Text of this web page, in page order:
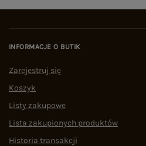
INFORMACJE O BUTIK
Zarejestruj się
Koszyk
Listy zakupowe
Lista zakupionych produktów
Historia transakcji